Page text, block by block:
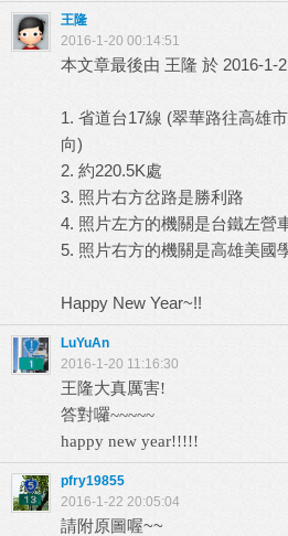
王隆
2016-1-20 00:14:51
本文章最後由 王隆 於 2016-1-
1. 省道台17線 (翠華路往高雄
向)
2. 約220.5K處
3. 照片右方岔路是勝利路
4. 照片左方的機關是台鐵左營
5. 照片右方的機關是高雄美國
Happy New Year~!!
LuYuAn
2016-1-20 11:16:30
王隆大真厲害!
答對囉~~~~~
happy new year!!!!!
pfry19855
2016-1-22 20:05:04
請附原圖喔~~